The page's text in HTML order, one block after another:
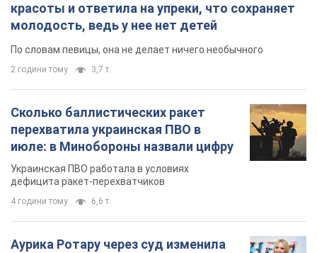
красоты и ответила на упреки, что сохраняет
молодость, ведь у нее нет детей
По словам певицы, она не делает ничего необычного
2 години тому 3,7 т.
Сколько баллистических ракет
перехватила украинская ПВО в
июле: в Минобороны назвали цифру
Украинская ПВО работала в условиях
дефицита ракет-перехватчиков
4 години тому 6,6 т.
Аурика Ротару через суд изменила